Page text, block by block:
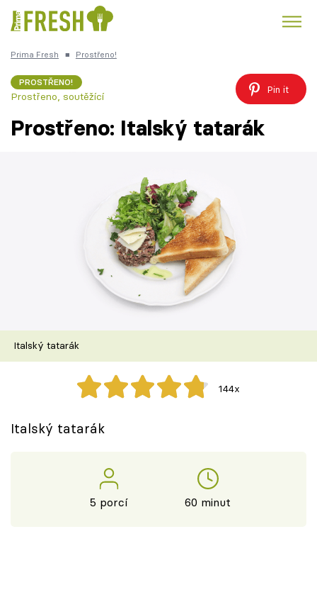
Česká kuchyně
Škola vaření
Recepty z TV
Speciál: Cuketa
Těhotnej kuchař
Sledujte prima+
Prima Fresh ■ Prostřeno!
PROSTŘENO!
Prostřeno, soutěžící
Pin it
Prostřeno: Italský tatarák
Italský tatarák
144x
Italský tatarák
5 porcí 60 minut